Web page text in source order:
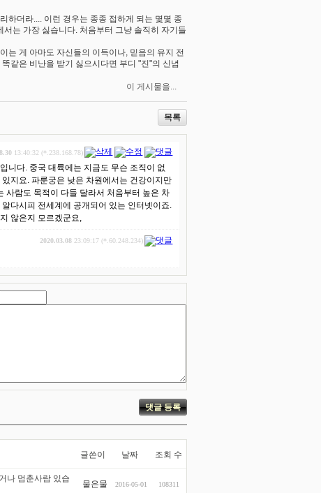
하더라.... 이런 경우는 종종 접하게 되는 몇몇 종
는 가장 싫습니다. 처음부터 그냥 솔직히 자기들
는 게 아마도 자신들의 이득이나, 믿음의 유지 전
같은 비난을 받기 싫으시다면 부디 "진"의 신념
이 게시물을...
목록
13:40:32 (*.238.168.78)
니다. 중국 대륙에는 지금도 무슨 조직이 없
지요. 파룬궁은 낮은 차원에서는 건강이지만
사람도 목적이 다들 달라서 처음부터 높은 차
다시피 전세계에 공개되어 있는 인터넷이죠.
않은지 모르겠군요,
2020.03.08 23:09:17 (*.60.248.234)
글쓴이 날짜 조회 수
나 멈춘사람 있습
물은물 2016-05-01 108311